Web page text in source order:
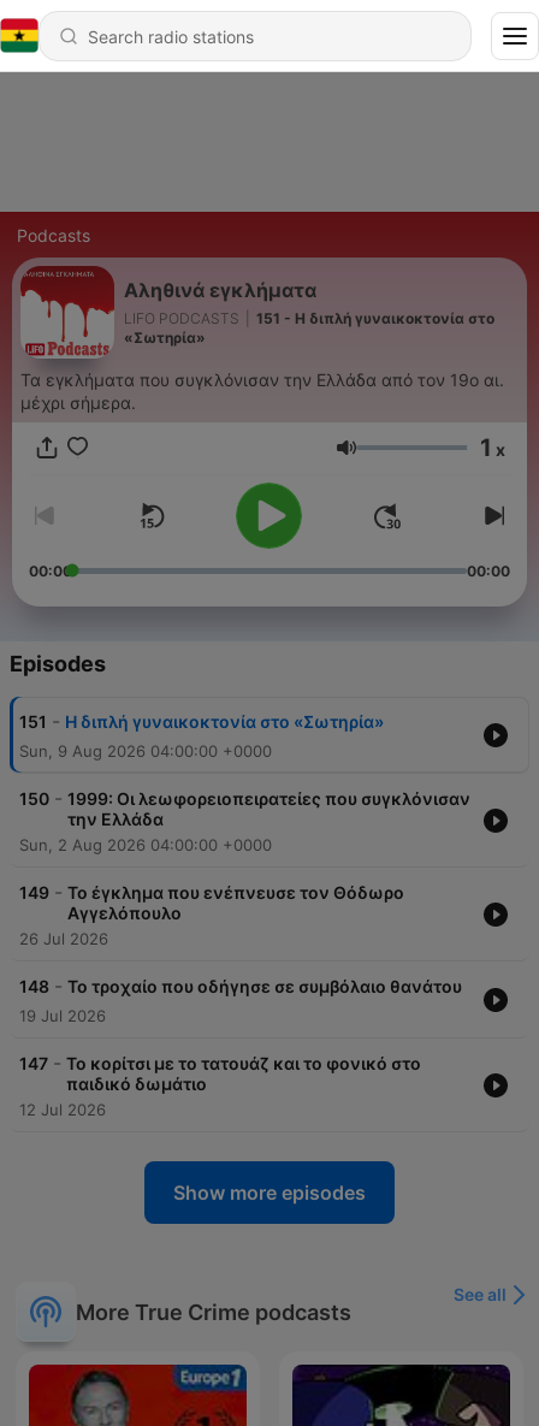
Podcasts
Αληθινά εγκλήματα
LIFO PODCASTS
151 - Η διπλή γυναικοκτονία στο
«Σωτηρία»
Τα εγκλήματα που συγκλόνισαν την Ελλάδα από τον 19ο αι.
μέχρι σήμερα.
Volume 1 x
00:00 00:00
Episodes
151 - Η διπλή γυναικοκτονία στο «Σωτηρία»
Sun, 9 Aug 2026 04:00:00 +0000
150 - 1999: Οι λεωφορειοπειρατείες που συγκλόνισαν
την Ελλάδα
Sun, 2 Aug 2026 04:00:00 +0000
149 - Το έγκλημα που ενέπνευσε τον Θόδωρο
Αγγελόπουλο
26 Jul 2026
148 - Το τροχαίο που οδήγησε σε συμβόλαιο θανάτου
19 Jul 2026
147 - Το κορίτσι με το τατουάζ και το φονικό στο
παιδικό δωμάτιο
12 Jul 2026
Show more episodes
More True Crime podcasts
See all